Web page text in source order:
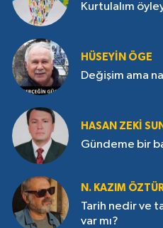
Kurtulalım
HÜSEYIN ÖGE
Değişim ama
HASAN ZEKI
Gündeme bir
N. KAZIM
Tarih nedir ve
var mı?